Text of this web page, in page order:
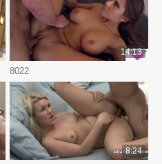
8022
14:13
8:24